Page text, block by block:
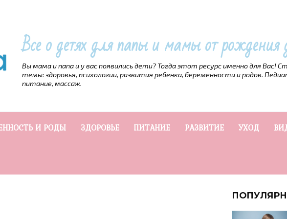
Все о детях для папы и мамы от
Вы мама и папа и у вас появились дети? Тогда этот ресурс именно для Вас!
темы: здоровья, психологии, развития ребенка, беременности и родов.
питание, массаж.
И РОДЫ ЗДОРОВЬЕ ПИТАНИЕ РАЗВИТИЕ УХОД